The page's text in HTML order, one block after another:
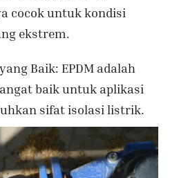
cocok untuk kondisi
ekstrem.
Baik: EPDM adalah
baik untuk aplikasi
sifat isolasi listrik.